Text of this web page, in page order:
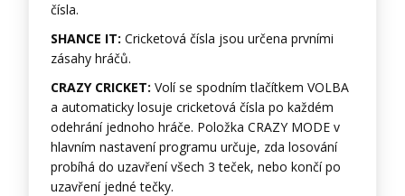
čísla.
SHANCE IT: Cricketová čísla jsou určena prvními
zásahy hráčů.
CRAZY CRICKET: Volí se spodním tlačítkem VOLBA
a automaticky losuje cricketová čísla po každém
odehrání jednoho hráče. Položka CRAZY MODE v
hlavním nastavení programu určuje, zda losování
probíhá do uzavření všech 3 teček, nebo končí po
uzavření jedné tečky.